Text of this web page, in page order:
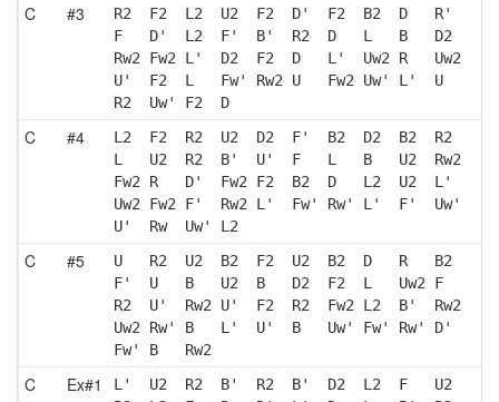
C #3
R2  F2  L2  U2  F2  D'  F2  B2  D   R'
F   D'  L2  F'  B'  R2  D   L   B   D2
Rw2 Fw2 L'  D2  F2  D   L'  Uw2 R   Uw2
U'  F2  L   Fw' Rw2 U   Fw2 Uw' L'  U
R2  Uw' F2  D
C #4
L2  F2  R2  U2  D2  F'  B2  D2  B2  R2
L   U2  R2  B'  U'  F   L   B   U2  Rw2
Fw2 R   D'  Fw2 F2  B2  D   L2  U2  L'
Uw2 Fw2 F'  Rw2 L'  Fw' Rw' L'  F'  Uw'
U'  Rw  Uw' L2
C #5
U   R2  U2  B2  F2  U2  B2  D   R   B2
F'  U   B   U2  B   D2  F2  L   Uw2 F
R2  U'  Rw2 U'  F2  R2  Fw2 L2  B'  Rw2
Uw2 Rw' B   L'  U'  B   Uw' Fw' Rw' D'
Fw' B   Rw2
C Ex#1
L'  U2  R2  B'  R2  B'  D2  L2  F   U2